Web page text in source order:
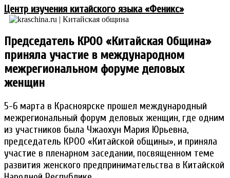
Центр изучения китайского языка «Феникс»
Председатель КРОО «Китайская Община»
приняла участие в международном
межрегиональном форуме деловых
женщин
5-6 марта в Красноярске прошел международный
межрегиональный форум деловых женщин, где одним
из участников была Чжаохун Мария Юрьевна,
председатель КРОО «Китайской общины», и приняла
участие в пленарном заседании, посвященном теме
развития женского предпринимательства в Китайской